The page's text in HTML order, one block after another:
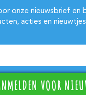
onze nieuwsbrief
acties en